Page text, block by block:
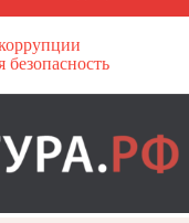
безопасность